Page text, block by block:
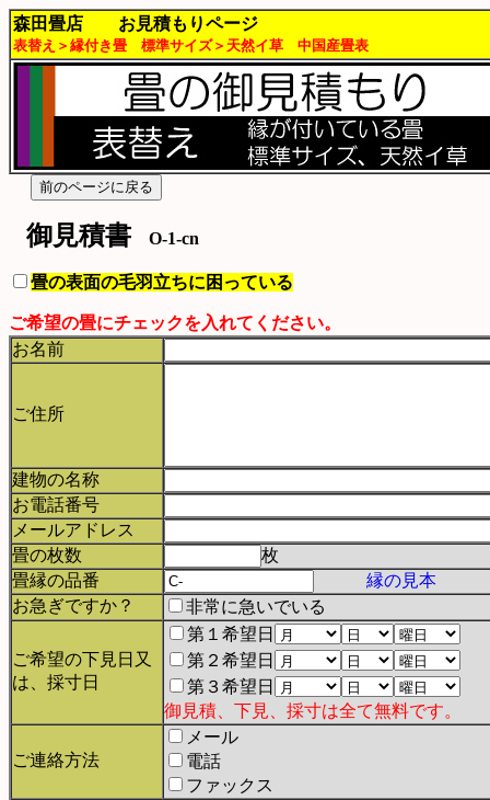
森田畳店 お見積もりページ
表替え＞縁付き畳 標準サイズ＞天然イ草 中国産畳表
御見積書 O-1-cn
畳の表面の毛羽立ちに困っている
ご希望の畳にチェックを入れてください。
お名前
ご住所
建物の名称
お電話番号
メールアドレス
畳の枚数
枚
畳縁の品番
縁の見本
お急ぎですか？
非常に急いでいる
ご希望の下見日又
は、採寸日
第１希望日
第２希望日
第３希望日
御見積、下見、採寸は全て無料です。
ご連絡方法
メール
電話
ファックス